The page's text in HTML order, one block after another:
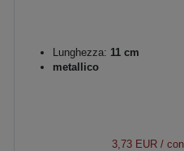
Lunghezza: 11 cm
metallico
3,73 EUR /